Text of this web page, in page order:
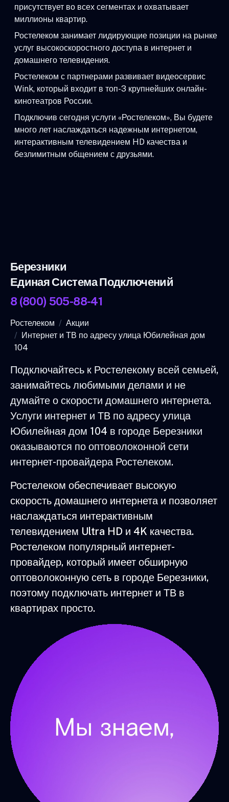
присутствует во всех сегментах и охватывает
миллионы квартир.
Ростелеком занимает лидирующие позиции на рынке
услуг высокоскоростного доступа в интернет и
домашнего телевидения.
Ростелеком с партнерами развивает видеосервис
Wink, который входит в топ-3 крупнейших онлайн-
кинотеатров России.
Подключив сегодня услуги «Ростелеком», Вы будете
много лет наслаждаться надежным интернетом,
интерактивным телевидением HD качества и
безлимитным общением с друзьями.
Березники
Единая Система Подключений
8 (800) 505-88-41
Ростелеком
Акции
Интернет и ТВ по адресу улица Юбилейная дом
104
Подключайтесь к Ростелекому всей семьей,
занимайтесь любимыми делами и не
думайте о скорости домашнего интернета.
Услуги интернет и ТВ по адресу улица
Юбилейная дом 104 в городе Березники
оказываются по оптоволоконной сети
интернет-провайдера Ростелеком.
Ростелеком обеспечивает высокую
скорость домашнего интернета и позволяет
наслаждаться интерактивным
телевидением Ultra HD и 4K качества.
Ростелеком популярный интернет-
провайдер, который имеет обширную
оптоволоконную сеть в городе Березники,
поэтому подключать интернет и ТВ в
квартирах просто.